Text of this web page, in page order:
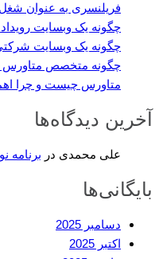
فریلنسری به عنوان
چگونه یک وبسایت
چگونه یک وبسایت
چگونه متخصص متاورس
متاورس چیست و چرا
آخرین دیدگاه‌ها
علی محمدی در برنامه
بایگانی‌ها
دسامبر 2025
اکتبر 2025